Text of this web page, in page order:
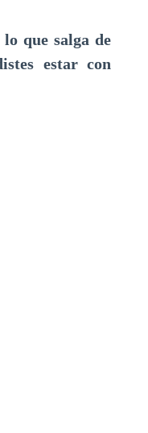
lo que salga de
estar con